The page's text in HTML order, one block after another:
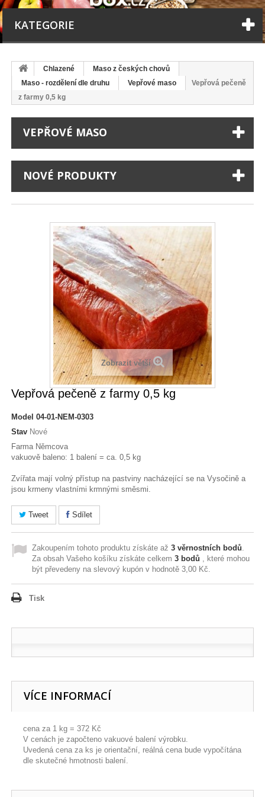
KATEGORIE
Chlazené
Maso z českých chovů
Maso - rozdělení dle druhu
Vepřové maso
Vepřová pečeně
z farmy 0,5 kg
VEPŘOVÉ MASO
NOVÉ PRODUKTY
Zobrazit větší
Vepřová pečeně z farmy 0,5 kg
Model 04-01-NEM-0303
Stav Nové
Farma Němcova
vakuově baleno: 1 balení = ca. 0,5 kg
Zvířata mají volný přístup na pastviny nacházející se na Vysočině a
jsou krmeny vlastními krmnými směsmi.
Tweet Sdílet
Zakoupením tohoto produktu získáte až3 věrnostních bodů.
Za obsah Vašeho košíku získáte celkem3 bodů , které mohou
být převedeny na slevový kupón v hodnotě3,00 Kč.
Tisk
VÍCE INFORMACÍ
cena za 1 kg = 372 Kč
V cenách je započteno vakuové balení výrobku.
Uvedená cena za ks je orientační, reálná cena bude vypočítána
dle skutečné hmotnosti balení.